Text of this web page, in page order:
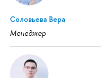
Соловьева Вера
Менеджер